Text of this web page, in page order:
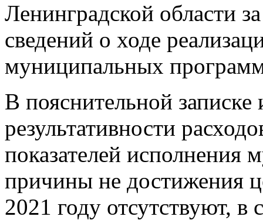
Ленинградской области
сведений о ходе
муниципальных
В пояснительной
результативности
показателей
причины не достижения
2021 году отсутствуют, в